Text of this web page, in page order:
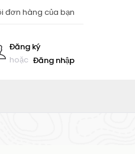
đơn hàng của bạn
Đăng ký
hoặc Đăng nhập